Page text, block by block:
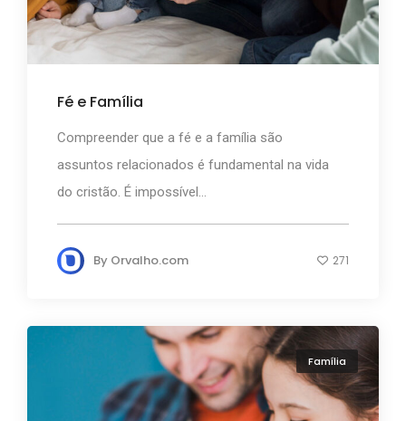
Fé e Família
Compreender que a fé e a família são
assuntos relacionados é fundamental na vida
do cristão. É impossível...
By Orvalho.com 271
Família